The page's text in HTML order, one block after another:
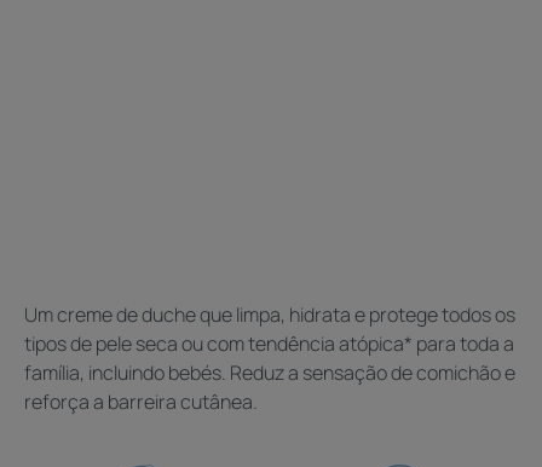
Um creme de duche que limpa, hidrata e protege todos os
tipos de pele seca ou com tendência atópica* para toda a
família, incluindo bebés. Reduz a sensação de comichão e
reforça a barreira cutânea.